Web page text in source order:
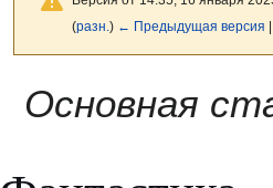
(разн. ) ← Предыдущая версия
Основная